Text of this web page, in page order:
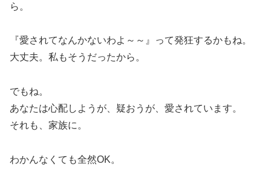
ら。
『愛されてなんかないわよ～～』って発狂するかもね。
大丈夫。私もそうだったから。
でもね。
あなたは心配しようが、疑おうが、愛されています。
それも、家族に。
わかんなくても全然OK。